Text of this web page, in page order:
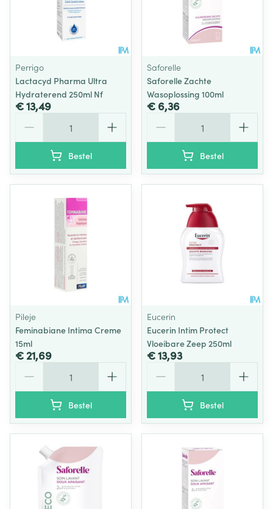
Perrigo
Lactacyd Pharma Ultra
Hydraterend 250ml Nf
€ 13,49
Bestel
Saforelle
Saforelle Zachte
Wasoplossing 100ml
€ 6,36
Bestel
Pileje
Feminabiane Intima Creme
15ml
€ 21,69
Bestel
Eucerin
Eucerin Intim Protect
Vloeibare Zeep 250ml
€ 13,93
Bestel